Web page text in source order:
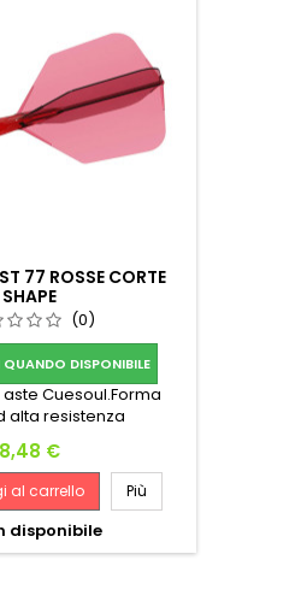
77 ROSSE CORTE
SHAPE
(0)
DISPONIBILE
Cuesoul.Forma
alta resistenza
Prezzo
8,48 €
al carrello Più
disponibile